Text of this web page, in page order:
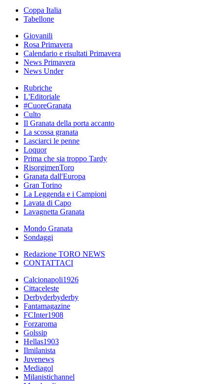
Coppa Italia
Tabellone
Giovanili
Rosa Primavera
Calendario e risultati Primavera
News Primavera
News Under
Rubriche
L'Editoriale
#CuoreGranata
Culto
Il Granata della porta accanto
La scossa granata
Lasciarci le penne
Loquor
Prima che sia troppo Tardy
RisorgimenToro
Granata dall'Europa
Gran Torino
La Leggenda e i Campioni
Lavata di Capo
Lavagnetta Granata
Mondo Granata
Sondaggi
Redazione TORO NEWS
CONTATTACI
Calcionapoli1926
Cittaceleste
Derbyderbyderby
Fantamagazine
FCInter1908
Forzaroma
Golssip
Hellas1903
Ilmilanista
Juvenews
Mediagol
Milanistichannel